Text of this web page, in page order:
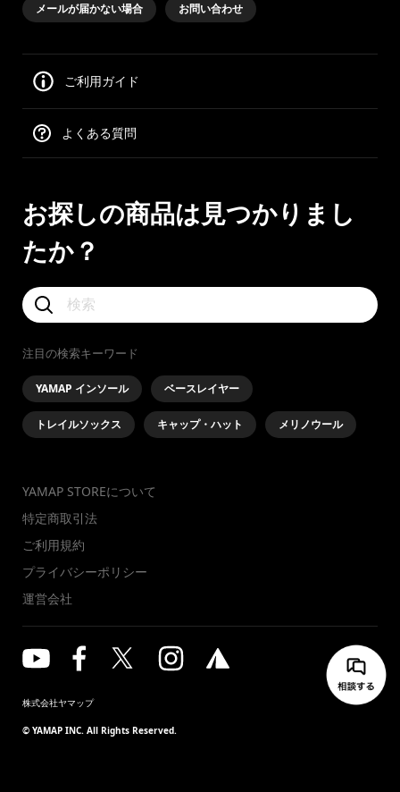
メールが届かない場合 お問い合わせ
ご利用ガイド
よくある質問
お探しの商品は見つかりまし
たか？
注目の検索キーワード
YAMAP インソール ベースレイヤー
トレイルソックス キャップ・ハット メリノウール
YAMAP STOREについて
特定商取引法
ご利用規約
プライバシーポリシー
運営会社
株式会社ヤマップ
© YAMAP INC. All Rights Reserved.